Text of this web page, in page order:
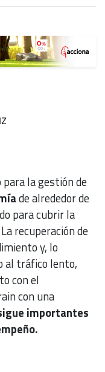
la gestión de
de alrededor de
para cubrir la
recuperación de
y, lo
al tráfico lento,
con el
con una
importantes